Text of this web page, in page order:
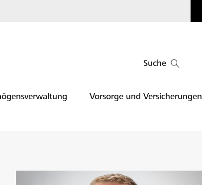
Suche
Vorsorge und Versicherungen